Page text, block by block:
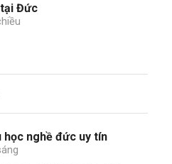
Đức
học nghề đức uy tín